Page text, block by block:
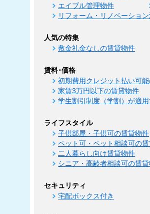
エイブル管理物件
リフォーム・リノベーショ
人気の特集
敷金礼金なしの賃貸物件
賃料･価格
初期費用クレジット払い可
家賃3万円以下の賃貸物件
学生割引制度（学割）が適
ライフスタイル
子供部屋・子供可の賃貸物件
ペット可・ペット相談可の
二人暮らし向け賃貸物件
シニア・高齢者相談可の賃
セキュリティ
宅配ボックス付き